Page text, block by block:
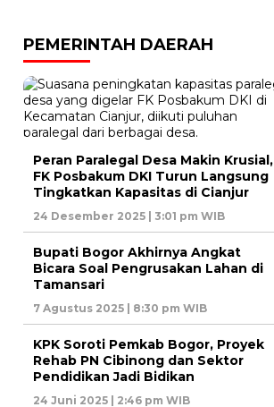
PEMERINTAH DAERAH
Peran Paralegal Desa Makin Krusial,
FK Posbakum DKI Turun Langsung
Tingkatkan Kapasitas di Cianjur
24 Desember 2025 | 3:01 pm WIB
Bupati Bogor Akhirnya Angkat
Bicara Soal Pengrusakan Lahan di
Tamansari
7 Agustus 2025 | 8:30 pm WIB
KPK Soroti Pemkab Bogor, Proyek
Rehab PN Cibinong dan Sektor
Pendidikan Jadi Bidikan
24 Juni 2025 | 2:46 pm WIB